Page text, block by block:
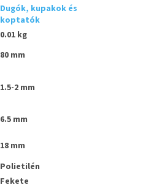
Dugók, kupakok és
koptatók
0.01 kg
80 mm
1.5-2 mm
6.5 mm
18 mm
Polietilén
Fekete